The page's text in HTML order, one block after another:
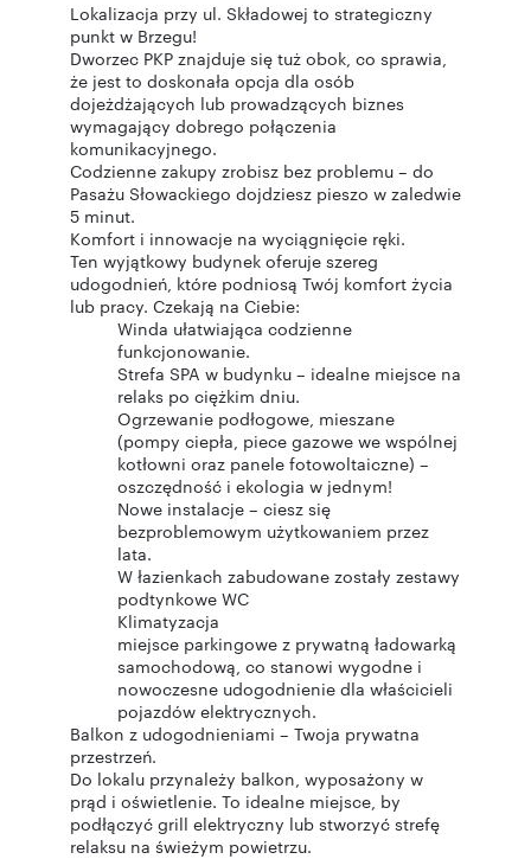
Lokalizacja przy ul. Składowej to strategiczny
punkt w Brzegu!
Dworzec PKP znajduje się tuż obok, co sprawia,
że jest to doskonała opcja dla osób
dojeżdżających lub prowadzących biznes
wymagający dobrego połączenia
komunikacyjnego.
Codzienne zakupy zrobisz bez problemu – do
Pasażu Słowackiego dojdziesz pieszo w zaledwie
5 minut.
Komfort i innowacje na wyciągnięcie ręki.
Ten wyjątkowy budynek oferuje szereg
udogodnień, które podniosą Twój komfort życia
lub pracy. Czekają na Ciebie:
Winda ułatwiająca codzienne
funkcjonowanie.
Strefa SPA w budynku – idealne miejsce na
relaks po ciężkim dniu.
Ogrzewanie podłogowe, mieszane
(pompy ciepła, piece gazowe we wspólnej
kotłowni oraz panele fotowoltaiczne) –
oszczędność i ekologia w jednym!
Nowe instalacje – ciesz się
bezproblemowym użytkowaniem przez
lata.
W łazienkach zabudowane zostały zestawy
podtynkowe WC
Klimatyzacja
miejsce parkingowe z prywatną ładowarką
samochodową, co stanowi wygodne i
nowoczesne udogodnienie dla właścicieli
pojazdów elektrycznych.
Balkon z udogodnieniami – Twoja prywatna
przestrzeń.
Do lokalu przynależy balkon, wyposażony w
prąd i oświetlenie. To idealne miejsce, by
podłączyć grill elektryczny lub stworzyć strefę
relaksu na świeżym powietrzu.